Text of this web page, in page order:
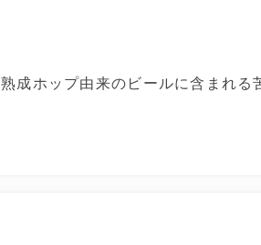
熟成ホップ由来のビールに含まれる